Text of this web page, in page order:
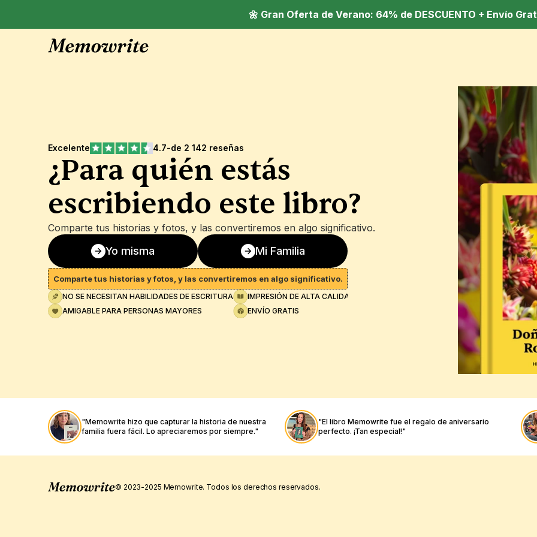
🌼 Gran Oferta de Verano: 64% de DESCUENTO + Envío
Excelente 4.7-de 2 142 reseñas
¿Para quién estás
escribiendo este libro?
Comparte tus historias y fotos, y las convertiremos en algo significativo.
Yo misma Mi Familia
Comparte tus historias y fotos, y las convertiremos en algo significativo.
NO SE NECESITAN HABILIDADES DE ESCRITURA
AMIGABLE PARA PERSONAS MAYORES
IMPRESIÓN DE ALTA CALIDAD
ENVÍO GRATIS
"Memowrite hizo que capturar la historia de nuestra
familia fuera fácil. Lo apreciaremos por siempre."
"El libro Memowrite fue el regalo de aniversario
perfecto. ¡Tan especial!"
© 2023-2025 Memowrite. Todos los derechos reservados.